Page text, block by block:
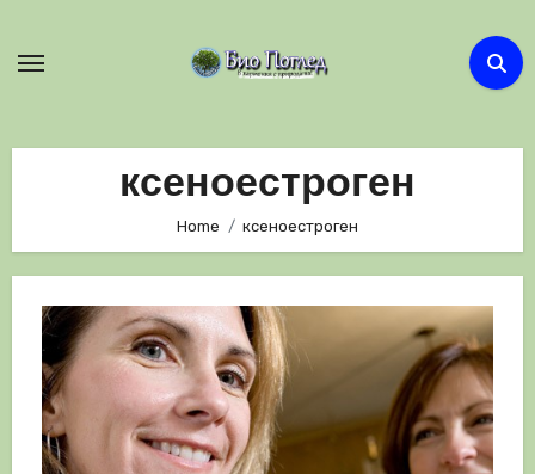
ксеноестроген
Home ксеноестроген